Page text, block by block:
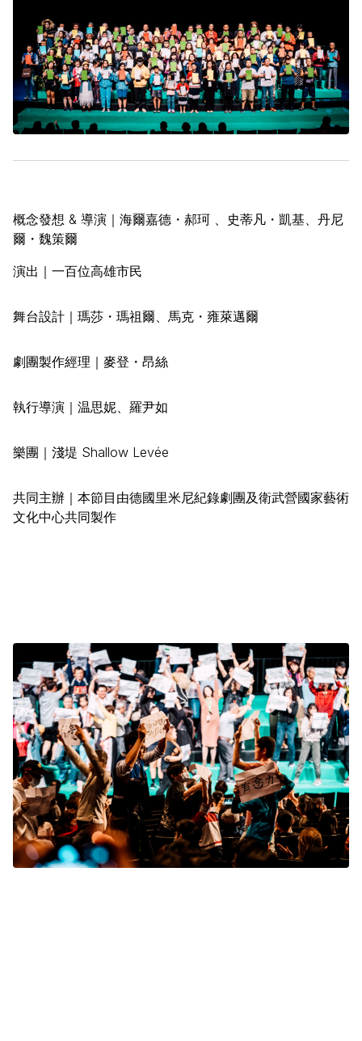
概念發想 & 導演｜海爾嘉德・郝珂 、史蒂凡・凱基、丹尼
爾・魏策爾
演出｜一百位高雄市民
舞台設計｜瑪莎・瑪祖爾、馬克・雍萊邁爾
劇團製作經理｜麥登・昂絲
執行導演｜温思妮、羅尹如
樂團｜淺堤 Shallow Levée
共同主辦｜本節目由德國里米尼紀錄劇團及衛武營國家藝術
文化中心共同製作